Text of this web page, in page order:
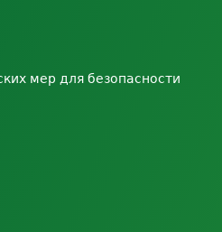
мер для безопасности